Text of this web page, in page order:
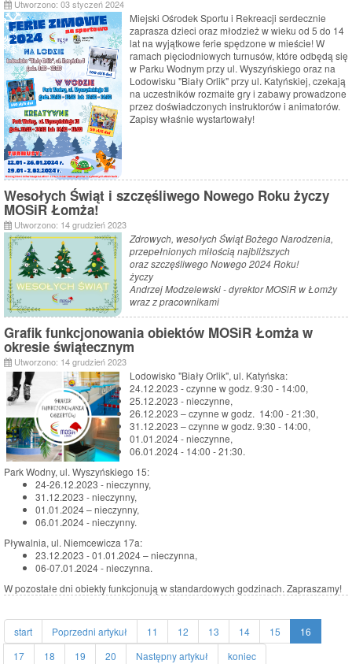
Utworzono: 03 styczeń 2024
Miejski Ośrodek Sportu i Rekreacji serdecznie
zaprasza dzieci oraz młodzież w wieku od 5 do 14
lat na wyjątkowe ferie spędzone w mieście! W
ramach pięciodniowych turnusów, które odbędą się
w Parku Wodnym przy ul. Wyszyńskiego oraz na
Lodowisku "Biały Orlik" przy ul. Katyńskiej, czekają
na uczestników rozmaite gry i zabawy prowadzone
przez doświadczonych instruktorów i animatorów.
Zapisy właśnie wystartowały!
Wesołych Świąt i szczęśliwego Nowego Roku życzy
MOSiR Łomża!
Utworzono: 14 grudzień 2023
Zdrowych, wesołych Świąt Bożego Narodzenia,
przepełnionych miłością najbliższych
oraz szczęśliwego Nowego 2024 Roku!
życzy
Andrzej Modzelewski - dyrektor MOSiR w Łomży
wraz z pracownikami
Grafik funkcjonowania obiektów MOSiR Łomża w
okresie świątecznym
Utworzono: 14 grudzień 2023
Lodowisko "Biały Orlik", ul. Katyńska:
24.12.2023 - czynne w godz. 9:30 - 14:00,
25.12.2023 - nieczynne,
26.12.2023 – czynne w godz. 14:00 - 21:30,
31.12.2023 – czynne w godz. 9:30 - 14:00,
01.01.2024 - nieczynne,
06.01.2024 - 14:00 - 21:30.
Park Wodny, ul. Wyszyńskiego 15:
24-26.12.2023 - nieczynny,
31.12.2023 - nieczynny,
01.01.2024 – nieczynny,
06.01.2024 - nieczynny.
Pływalnia, ul. Niemcewicza 17a:
23.12.2023 - 01.01.2024 – nieczynna,
06-07.01.2024 - nieczynna.
W pozostałe dni obiekty funkcjonują w standardowych godzinach. Zapraszamy!
start Poprzedni artykuł 11 12 13 14 15
16
17
18 19 20 Następny artykuł koniec